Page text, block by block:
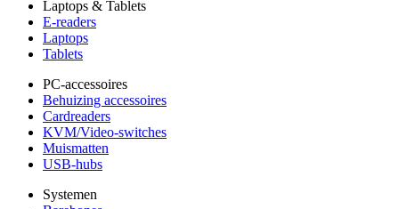
Laptops & Tablets
E-readers
Laptops
Tablets
PC-accessoires
Behuizing accessoires
Cardreaders
KVM/Video-switches
Muismatten
USB-hubs
Systemen